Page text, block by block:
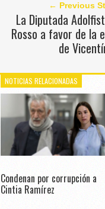
← Previous
La Diputada
Rosso a favor de la
de
NOTICIAS RELACIONADAS
Condenan por corrupción a
Cintia Ramírez